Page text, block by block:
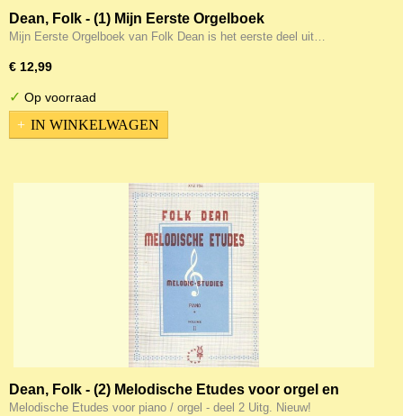
Dean, Folk - (1) Mijn Eerste Orgelboek
Mijn Eerste Orgelboek van Folk Dean is het eerste deel uit…
€ 12,99
✓ Op voorraad
IN WINKELWAGEN
Dean, Folk - (2) Melodische Etudes voor orgel en
piano deel 2
Melodische Etudes voor piano / orgel - deel 2 Uitg. Nieuw!